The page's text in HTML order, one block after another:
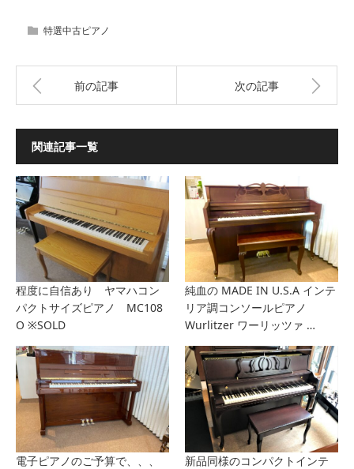
特選中古ピアノ
前の記事 次の記事
関連記事一覧
程度に自信あり ヤマハコン
パクトサイズピアノ MC108
O ※SOLD
純血の MADE IN U.S.A インテ
リア調コンソールピアノ
Wurlitzer ワーリッツァ …
電子ピアノのご予算で、、、
新品同様のコンパクトインテ